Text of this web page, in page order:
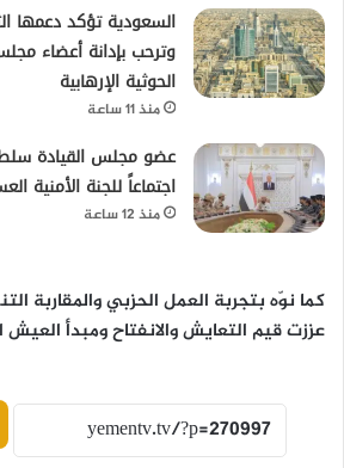
السعودية تؤكد دعمها
وترحب بإدانة أعضاء
الحوثية الإرهابية
منذ 11 ساعة
عضو مجلس القيادة
اجتماعاً للجنة الأمنية
منذ 12 ساعة
كما نوّه بتجربة العمل الحزبي والمقاربة
عززتقيم التعايش والانفتاحومبدأ العيش